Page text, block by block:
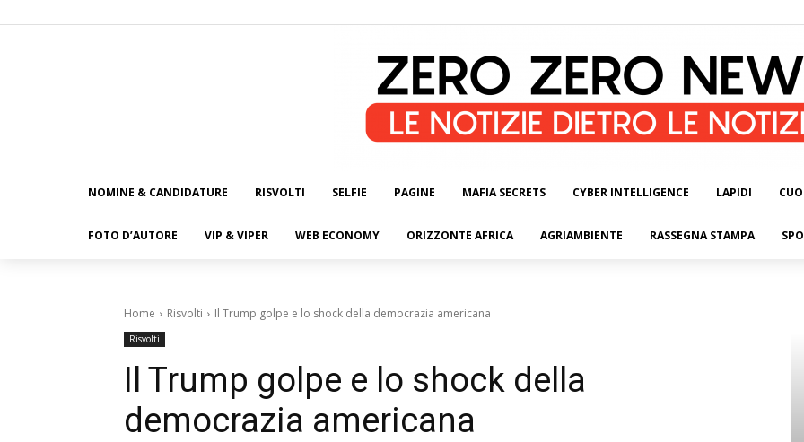
NOMINE & CANDIDATURE RISVOLTI SELFIE PAGINE MAFIA SECRETS CYBER INTELLIGENCE LAPIDI
FOTO D’AUTORE VIP & VIPER WEB ECONOMY ORIZZONTE AFRICA AGRIAMBIENTE RASSEGNA STAMPA
Home Risvolti Il Trump golpe e lo shock della democrazia americana
Risvolti
Il Trump golpe e lo shock della
democrazia americana